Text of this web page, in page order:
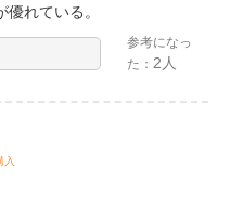
れている。
参考になっ
た：2人
入